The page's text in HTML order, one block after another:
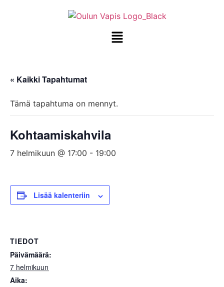
« Kaikki Tapahtumat
Tämä tapahtuma on mennyt.
Kohtaamiskahvila
7 helmikuun @ 17:00 - 19:00
Lisää kalenteriin
TIEDOT
Päivämäärä:
7 helmikuun
Aika: